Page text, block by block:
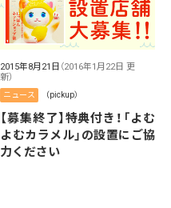
2015年8月21日 （2016年1月22日 更
新）
ニュース （pickup）
【募集終了】特典付き！「よむ
よむカラメル」の設置にご協
力ください